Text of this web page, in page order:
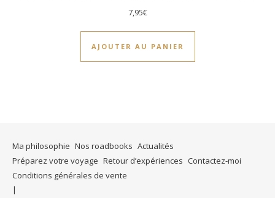
7,95€
AJOUTER AU PANIER
Ma philosophie Nos roadbooks Actualités
Préparez votre voyage Retour d’expériences Contactez-moi
Conditions générales de vente